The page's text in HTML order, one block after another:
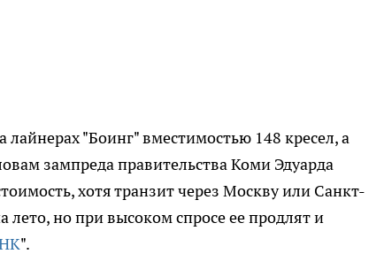
"Боинг" вместимостью 148 кресел, а
зампреда правительства Коми Эдуарда
хотя транзит через Москву или Санкт-
лето, но при высоком спросе ее продлят и
".